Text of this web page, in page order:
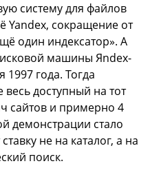
систему для файлов
Yandex, сокращение от
один индексатор». А
машины Яndex-
1997 года. Тогда
доступный на тот
сайтов и примерно 4
демонстрации стало
не на каталог, а на
поиск.